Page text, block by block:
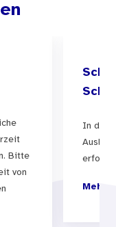
Bitte
von
In der
Mehr